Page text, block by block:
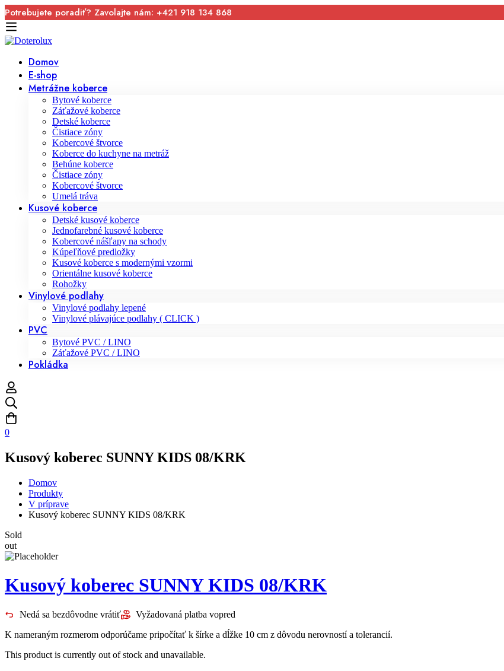
Potrebujete poradiť? Zavolajte nám: +421 918 134 868
Domov
E-shop
Metrážne koberce
Bytové koberce
Záťažové koberce
Detské koberce
Čistiace zóny
Kobercové štvorce
Koberce do kuchyne na metráž
Behúne koberce
Čistiace zóny
Kobercové štvorce
Umelá tráva
Kusové koberce
Detské kusové koberce
Jednofarebné kusové koberce
Kobercové nášľapy na schody
Kúpeľňové predložky
Kusové koberce s modernými vzormi
Orientálne kusové koberce
Rohožky
Vinylové podlahy
Vinylové podlahy lepené
Vinylové plávajúce podlahy ( CLICK )
PVC
Bytové PVC / LINO
Záťažové PVC / LINO
Pokládka
0
Kusový koberec SUNNY KIDS 08/KRK
Domov
Produkty
V príprave
Kusový koberec SUNNY KIDS 08/KRK
Sold
out
Kusový koberec SUNNY KIDS 08/KRK
Nedá sa bezdôvodne vrátiť
Vyžadovaná platba vopred
K nameraným rozmerom odporúčame pripočítať k šírke a dĺžke 10 cm z dôvodu nerovností a tolerancií.
This product is currently out of stock and unavailable.